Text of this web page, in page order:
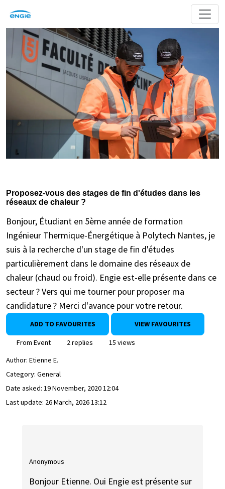
Proposez-vous des stages de fin d'études dans les
réseaux de chaleur ?
Bonjour, Étudiant en 5ème année de formation
Ingénieur Thermique-Énergétique à Polytech Nantes, je
suis à la recherche d'un stage de fin d'études
particulièrement dans le domaine des réseaux de
chaleur (chaud ou froid). Engie est-elle présente dans ce
secteur ? Vers qui me tourner pour proposer ma
candidature ? Merci d'avance pour votre retour.
ADD TO FAVOURITES VIEW FAVOURITES
From Event 2 replies
15 views
Author: Etienne E.
Category: General
Date asked: 19 November, 2020 12:04
Last update: 26 March, 2026 13:12
Anonymous
Bonjour Etienne. Oui Engie est présente sur